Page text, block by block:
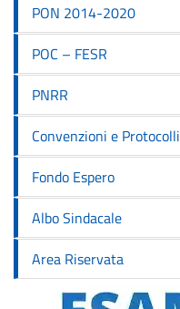
PON 2014-2020
POC – FESR
PNRR
Convenzioni e Protocolli
Fondo Espero
Albo Sindacale
Area Riservata